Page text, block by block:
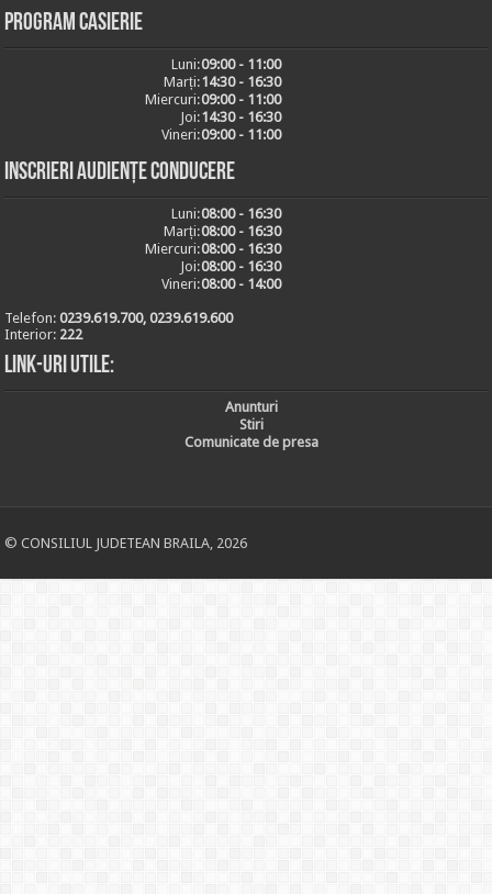
Program casierie
Luni:09:00 - 11:00
Marți:14:30 - 16:30
Miercuri:09:00 - 11:00
Joi:14:30 - 16:30
Vineri:09:00 - 11:00
Inscrieri audiențe conducere
Luni:08:00 - 16:30
Marți:08:00 - 16:30
Miercuri:08:00 - 16:30
Joi:08:00 - 16:30
Vineri:08:00 - 14:00
Telefon:0239.619.700, 0239.619.600
Interior: 222
Link-uri utile:
Anunturi
Stiri
Comunicate de presa
© CONSILIUL JUDETEAN BRAILA, 2026